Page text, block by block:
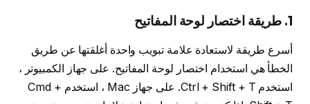
1. طريقة اختصار لوحة المفاتيح
أسرع طريقة لاستعادة علامة تبويب واحدة أغلقتها عن طريق
الخطأ هي استخدام اختصار لوحة المفاتيح. على جهاز الكمبيوتر ،
استخدم Ctrl + Shift + T. على جهاز Mac ، استخدم Cmd +